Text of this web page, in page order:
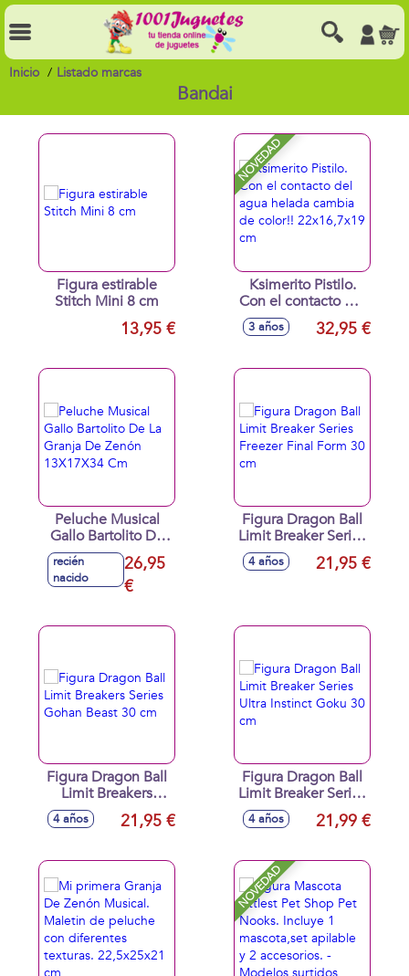
Inicio Listado marcas
Bandai
Figura estirable
Stitch Mini 8 cm
13,95 €
NOVEDAD
Ksimerito Pistilo.
Con el contacto del
agua helada
cambia de color!!
3 años 32,95 €
Peluche Musical
Gallo Bartolito De
La Granja De Zenón
13X17X34 Cm
recién
nacido
26,95
€
Figura Dragon Ball
Limit Breaker Series
Freezer Final Form
30 cm
4 años 21,95 €
Figura Dragon Ball
Limit Breakers
Series Gohan Beast
30 cm
4 años 21,95 €
Figura Dragon Ball
Limit Breaker Series
Ultra Instinct Goku
30 cm
4 años 21,99 €
NOVEDAD